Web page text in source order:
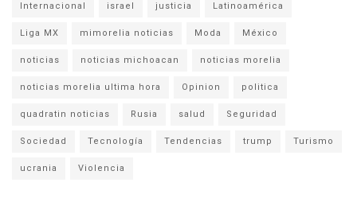
Internacional israel justicia Latinoamérica
Liga MX mimorelia noticias Moda México
noticias noticias michoacan noticias morelia
noticias morelia ultima hora Opinion politica
quadratin noticias Rusia salud Seguridad
Sociedad Tecnología Tendencias trump Turismo
ucrania Violencia